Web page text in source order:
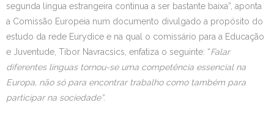
segunda língua estrangeira continua a ser bastante baixa”, aponta
a Comissão Europeia num documento divulgado a propósito do
estudo da rede Eurydice e na qual o comissário para a Educação
e Juventude, Tibor Navracsics, enfatiza o seguinte: “Falar
diferentes línguas tornou-se uma competência essencial na
Europa, não só para encontrar trabalho como também para
participar na sociedade”.